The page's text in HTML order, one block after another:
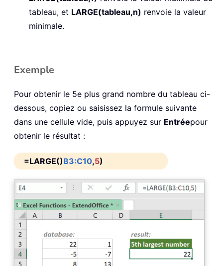
tableau, et LARGE(tableau,n) renvoie la valeur
minimale.
Exemple
Pour obtenir le 5e plus grand nombre du tableau ci-
dessous, copiez ou saisissez la formule suivante
dans une cellule vide, puis appuyez sur Entréepour
obtenir le résultat :
=LARGE()B3:C10,5)